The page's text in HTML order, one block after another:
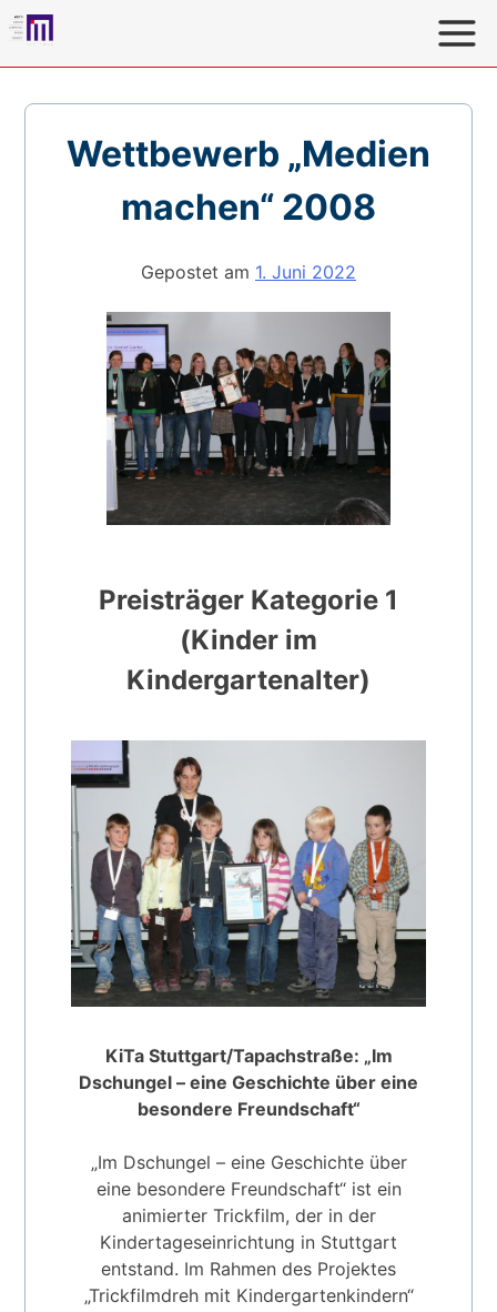
Direkt
zum
Inhalt
Lernen
Wettbewerb „Medien
machen“ 2008
Gepostet am 1. Juni 2022
Preisträger Kategorie 1
(Kinder im
Kindergartenalter)
KiTa Stuttgart/Tapachstraße: „Im
Dschungel – eine Geschichte über eine
besondere Freundschaft“
„Im Dschungel – eine Geschichte über
eine besondere Freundschaft“ ist ein
animierter Trickfilm, der in der
Kindertageseinrichtung in Stuttgart
entstand. Im Rahmen des Projektes
„Trickfilmdreh mit Kindergartenkindern“